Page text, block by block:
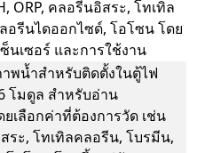
ORP, คลอรีนอิสระ, โทเทิล
อรีนไดออกไซด์, โอโซน โดย
นเซอร์ และการใช้งาน
พน้ำสำหรับติดตั้งในตู้ไฟ
โมดูล สำหรับอ่าน
เลือกค่าที่ต้องการวัด เช่น
ระ, โทเทิลคลอรีน, โบรมีน,